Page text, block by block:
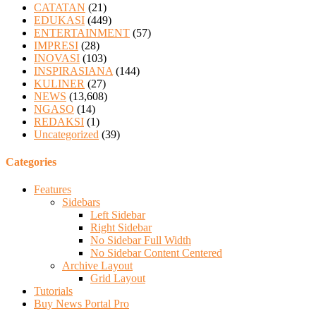
CATATAN (21)
EDUKASI (449)
ENTERTAINMENT (57)
IMPRESI (28)
INOVASI (103)
INSPIRASIANA (144)
KULINER (27)
NEWS (13,608)
NGASO (14)
REDAKSI (1)
Uncategorized (39)
Categories
Features
Sidebars
Left Sidebar
Right Sidebar
No Sidebar Full Width
No Sidebar Content Centered
Archive Layout
Grid Layout
Tutorials
Buy News Portal Pro